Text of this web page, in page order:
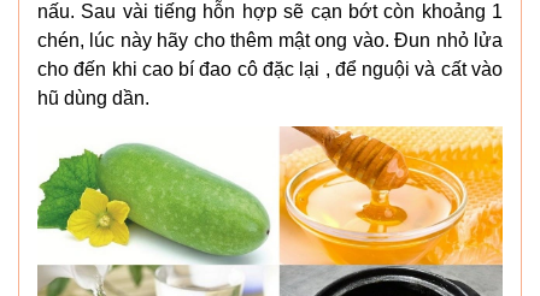
nấu. Sau vài tiếng hỗn hợp sẽ cạn bớt còn khoảng 1
chén, lúc này hãy cho thêm mật ong vào. Đun nhỏ lửa
cho đến khi cao bí đao cô đặc lại , để nguội và cất vào
hũ dùng dần.